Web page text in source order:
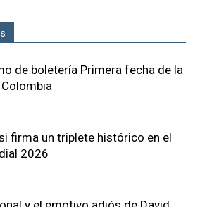
de boletería Primera fecha de la
firma un triplete histórico en el
2026